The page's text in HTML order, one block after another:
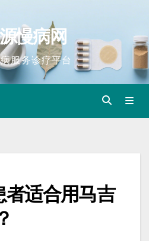
慢病网
服务诊疗平台
者适合用马吉